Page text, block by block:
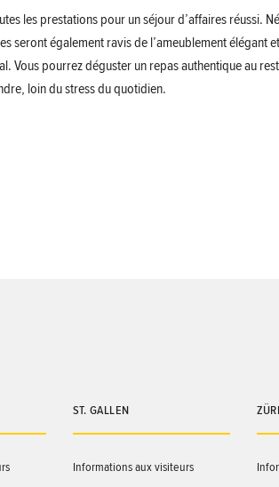
les prestations pour un séjour d’affaires réussi.
seront également ravis de l’ameublement élégant
Vous pourrez déguster un repas authentique au
loin du stress du quotidien.
ST. GALLEN
Informations aux visiteurs